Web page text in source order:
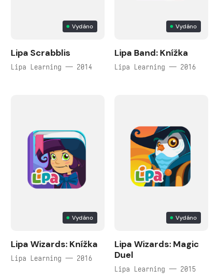
Vydáno
Lipa Scrabblis
Lipa Learning — 2014
Vydáno
Lipa Band: Knížka
Lipa Learning — 2016
Vydáno
Lipa Wizards: Knížka
Lipa Learning — 2016
Vydáno
Lipa Wizards: Magic
Duel
Lipa Learning — 2015